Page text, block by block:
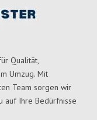
Qualität,
Umzug. Mit
Team sorgen wir
auf Ihre Bedürfnisse